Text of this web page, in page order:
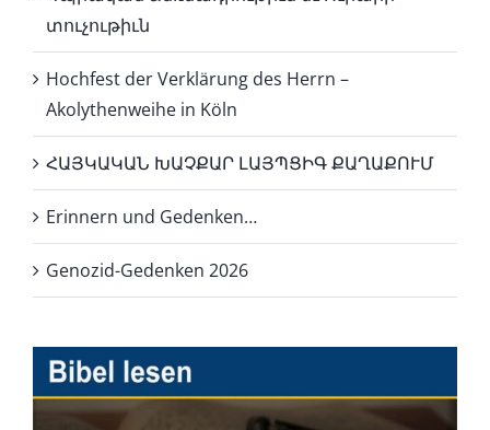
տուչութիւն
Hochfest der Verklärung des Herrn –
Akolythenweihe in Köln
ՀԱՅԿԱԿԱՆ ԽԱՉՔԱՐ ԼԱՅՊՑԻԳ ՔԱՂԱՔՈՒՄ
Erinnern und Gedenken…
Genozid-Gedenken 2026